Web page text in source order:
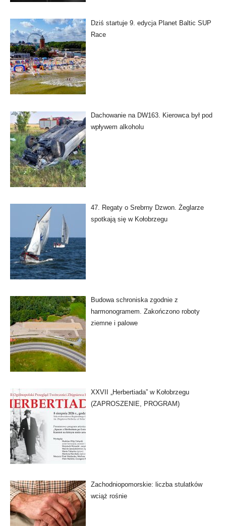
Dziś startuje 9. edycja Planet Baltic SUP
Race
Dachowanie na DW163. Kierowca był pod
wpływem alkoholu
47. Regaty o Srebrny Dzwon. Żeglarze
spotkają się w Kołobrzegu
Budowa schroniska zgodnie z
harmonogramem. Zakończono roboty
ziemne i palowe
XXVII „Herbertiada” w Kołobrzegu
(ZAPROSZENIE, PROGRAM)
Zachodniopomorskie: liczba stulatków
wciąż rośnie